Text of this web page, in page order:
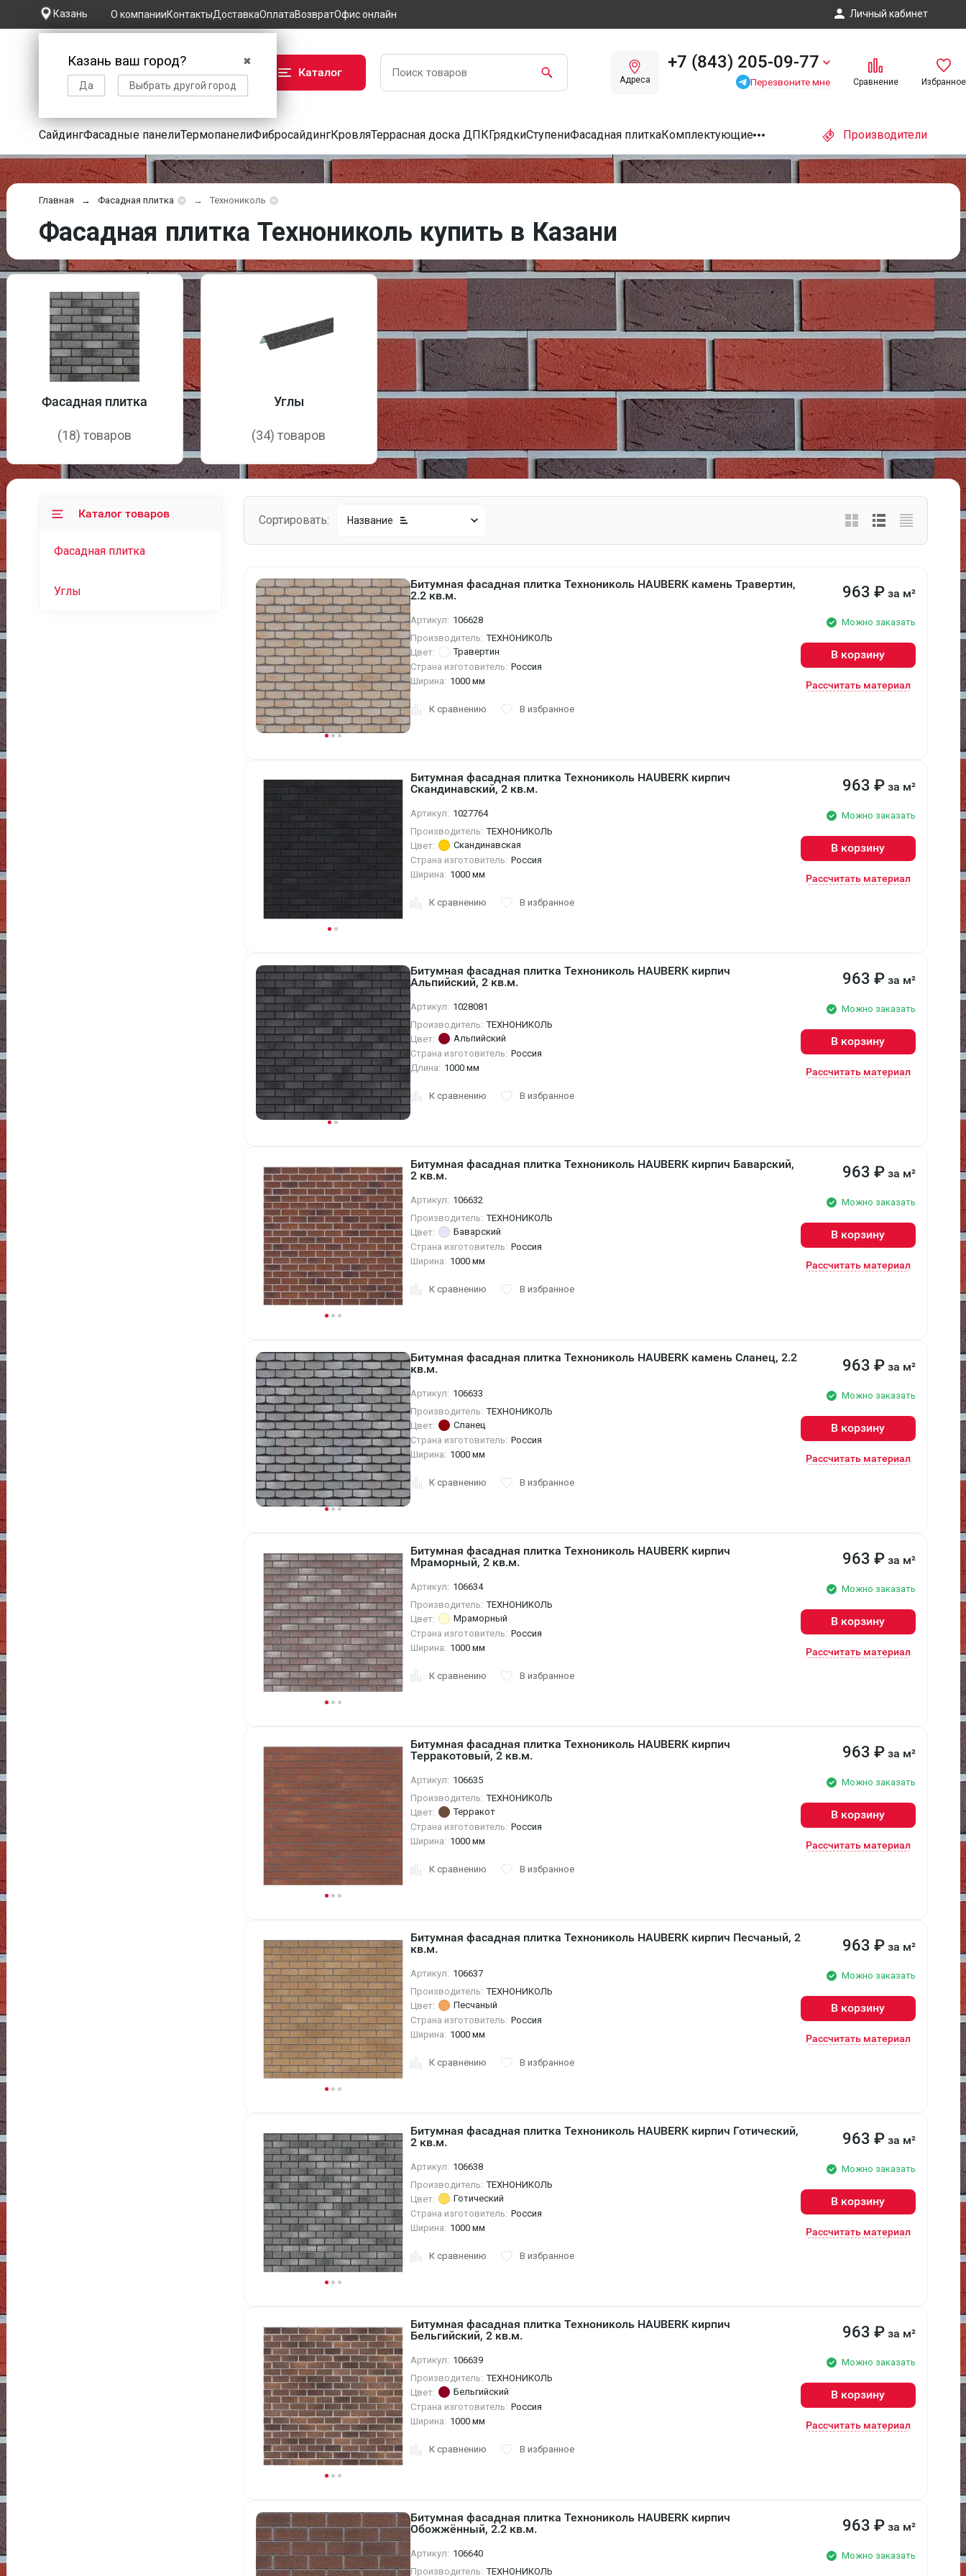
Казань
✖
Казань ваш город?
Да Выбрать другой город
О компанииКонтактыДоставкаОплатаВозвратОфис онлайн Личный кабинет
Каталог
Адреса
+7 (843) 205-09-77
Перезвоните мне Сравнение Избранное
СайдингФасадные панелиТермопанелиФибросайдингКровляТеррасная доска ДПКГрядкиСтупениФасадная плиткаКомплектующие Производители
Главная Фасадная плитка Технониколь
Фасадная плитка Технониколь купить в Казани
Фасадная плитка
(18) товаров
Углы
(34) товаров
Сортировать: Название
Битумная фасадная плитка Технониколь HAUBERK камень Травертин,
2.2 кв.м.
Артикул: 106628
Производитель: ТЕХНОНИКОЛЬ
Цвет:
Травертин
Страна изготовитель: Россия
Ширина: 1000 мм
К сравнению В избранное
963 ₽ за м²
Можно заказать
В корзину
Рассчитать материал
Битумная фасадная плитка Технониколь HAUBERK кирпич
Скандинавский, 2 кв.м.
Артикул: 1027764
Производитель: ТЕХНОНИКОЛЬ
Цвет:
Скандинавская
Страна изготовитель: Россия
Ширина: 1000 мм
К сравнению В избранное
963 ₽ за м²
Можно заказать
В корзину
Рассчитать материал
Битумная фасадная плитка Технониколь HAUBERK кирпич
Альпийский, 2 кв.м.
Артикул: 1028081
Производитель: ТЕХНОНИКОЛЬ
Цвет:
Альпийский
Страна изготовитель: Россия
Длина: 1000 мм
К сравнению В избранное
963 ₽ за м²
Можно заказать
В корзину
Рассчитать материал
Битумная фасадная плитка Технониколь HAUBERK кирпич Баварский,
2 кв.м.
Артикул: 106632
Производитель: ТЕХНОНИКОЛЬ
Цвет:
Баварский
Страна изготовитель: Россия
Ширина: 1000 мм
К сравнению В избранное
963 ₽ за м²
Можно заказать
В корзину
Рассчитать материал
Битумная фасадная плитка Технониколь HAUBERK камень Сланец, 2.2
кв.м.
Артикул: 106633
Производитель: ТЕХНОНИКОЛЬ
Цвет:
Сланец
Страна изготовитель: Россия
Ширина: 1000 мм
К сравнению В избранное
963 ₽ за м²
Можно заказать
В корзину
Рассчитать материал
Битумная фасадная плитка Технониколь HAUBERK кирпич
Мраморный, 2 кв.м.
Артикул: 106634
Производитель: ТЕХНОНИКОЛЬ
Цвет:
Мраморный
Страна изготовитель: Россия
Ширина: 1000 мм
К сравнению В избранное
963 ₽ за м²
Можно заказать
В корзину
Рассчитать материал
Битумная фасадная плитка Технониколь HAUBERK кирпич
Терракотовый, 2 кв.м.
Артикул: 106635
Производитель: ТЕХНОНИКОЛЬ
Цвет:
Терракот
Страна изготовитель: Россия
Ширина: 1000 мм
К сравнению В избранное
963 ₽ за м²
Можно заказать
В корзину
Рассчитать материал
Битумная фасадная плитка Технониколь HAUBERK кирпич Песчаный, 2
кв.м.
Артикул: 106637
Производитель: ТЕХНОНИКОЛЬ
Цвет:
Песчаный
Страна изготовитель: Россия
Ширина: 1000 мм
К сравнению В избранное
963 ₽ за м²
Можно заказать
В корзину
Рассчитать материал
Битумная фасадная плитка Технониколь HAUBERK кирпич Готический,
2 кв.м.
Артикул: 106638
Производитель: ТЕХНОНИКОЛЬ
Цвет:
Готический
Страна изготовитель: Россия
Ширина: 1000 мм
К сравнению В избранное
963 ₽ за м²
Можно заказать
В корзину
Рассчитать материал
Битумная фасадная плитка Технониколь HAUBERK кирпич
Бельгийский, 2 кв.м.
Артикул: 106639
Производитель: ТЕХНОНИКОЛЬ
Цвет:
Бельгийский
Страна изготовитель: Россия
Ширина: 1000 мм
К сравнению В избранное
963 ₽ за м²
Можно заказать
В корзину
Рассчитать материал
Битумная фасадная плитка Технониколь HAUBERK кирпич
Обожжённый, 2.2 кв.м.
Артикул: 106640
Производитель: ТЕХНОНИКОЛЬ
963 ₽ за м²
Можно заказать
Каталог товаров
Фасадная плитка
Углы